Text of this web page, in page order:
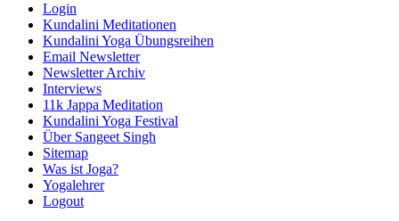
Login
Kundalini Meditationen
Kundalini Yoga Übungsreihen
Email Newsletter
Newsletter Archiv
Interviews
11k Jappa Meditation
Kundalini Yoga Festival
Über Sangeet Singh
Sitemap
Was ist Joga?
Yogalehrer
Logout